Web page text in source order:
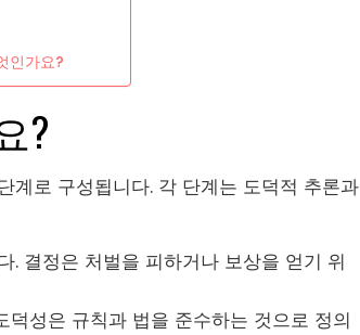
인가요?
?
계로 구성됩니다. 각 단계는 도덕적 추론과
. 결정은 처벌을 피하거나 보상을 얻기 위
성은 규칙과 법을 준수하는 것으로 정의